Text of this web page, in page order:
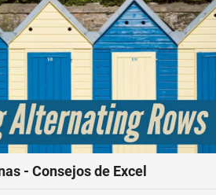
- Consejos de Excel